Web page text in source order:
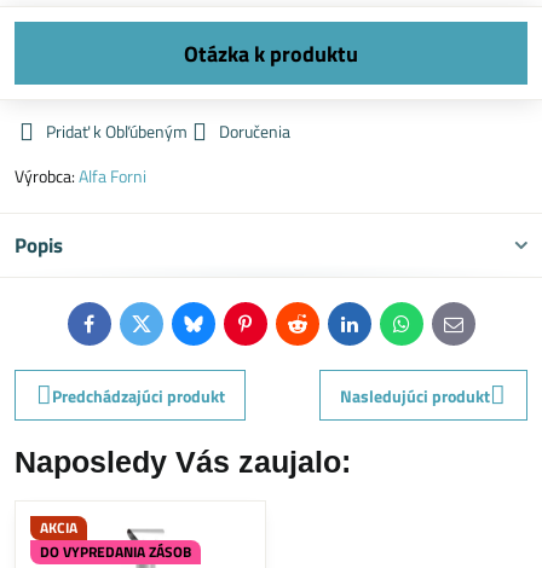
Pridať k Obľúbeným
Doručenia
Výrobca:Alfa Forni
Popis
FacebookTwitterBlueskyPinterestReddit LinkedInWhatsApp
E-
mail
Predchádzajúci produkt
Nasledujúci produkt
Naposledy Vás zaujalo:
AKCIA
DO VYPREDANIA ZÁSOB